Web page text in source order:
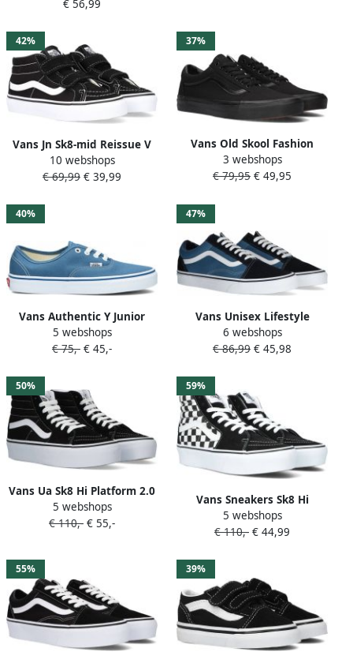
maat: 40.5 beschikbare
€ 56,99
42%
Vans Jn Sk8-mid Reissue V
(gs) Skate Schoenen black
true white maat: 38.5
10 webshops
€ 69,99 € 39,99
37%
Vans Old Skool Fashion
sneakers Schoenen black
black maat: 41 beschikbare
3 webshops
€ 79,95 € 49,95
40%
Vans Authentic Y Junior
Sneakers Donkerblauw
Kinderschoenen
5 webshops
€ 75,- € 45,-
47%
Vans Unisex Lifestyle
Classic FTW Sneaker Ua Old
Skool Navy
6 webshops
€ 86,99 € 45,98
50%
Vans Ua Sk8 Hi Platform 2.0
Womens Black True White
Schoenmaat 36 1 2 Sneakers
5 webshops
€ 110,- € 55,-
59%
Vans Sneakers Sk8 Hi
Platform 2 Zwart Veters
Normaal Canvas Rubber
5 webshops
€ 110,- € 44,99
55% 39%